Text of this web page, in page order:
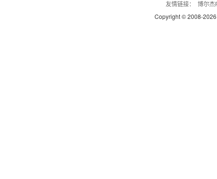
友情链接：
博尔杰
Copyright © 2008-2026